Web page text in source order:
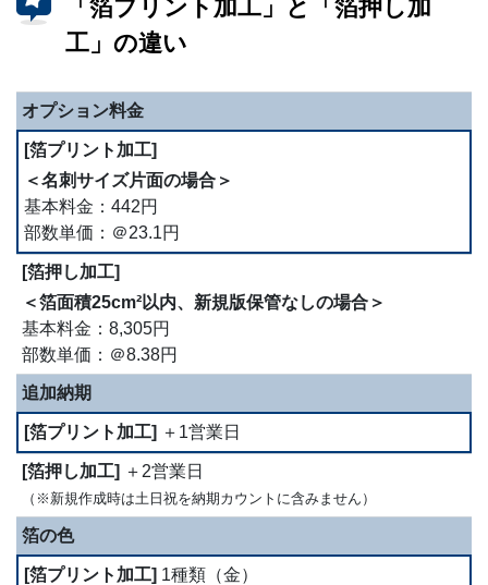
「箔プリント加工」と「箔押し加
工」の違い
オプション料金
＜名刺サイズ片面の場合＞
基本料金：442円
部数単価：＠23.1円
＜箔面積25cm²以内、新規版保管なしの場合＞
基本料金：8,305円
部数単価：＠8.38円
追加納期
＋1営業日
＋2営業日
（※新規作成時は土日祝を納期カウントに含みません）
箔の色
1種類（金）